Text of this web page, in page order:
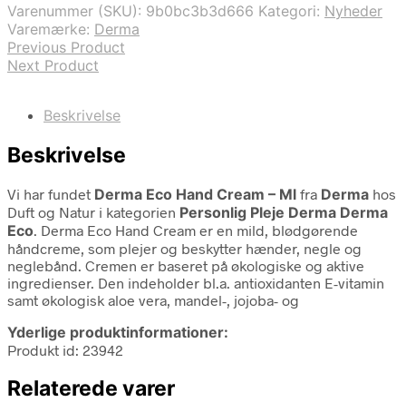
Varenummer (SKU): 9b0bc3b3d666 Kategori: Nyheder
Varemærke: Derma
Previous Product
Next Product
Beskrivelse
Beskrivelse
Vi har fundet Derma Eco Hand Cream – Ml fra Derma hos
Duft og Natur i kategorien Personlig Pleje Derma Derma
Eco. Derma Eco Hand Cream er en mild, blødgørende
håndcreme, som plejer og beskytter hænder, negle og
neglebånd. Cremen er baseret på økologiske og aktive
ingredienser. Den indeholder bl.a. antioxidanten E-vitamin
samt økologisk aloe vera, mandel-, jojoba- og
Yderlige produktinformationer:
Produkt id: 23942
Relaterede varer